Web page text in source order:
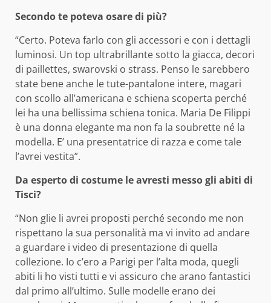
Secondo te poteva osare di più?
“Certo. Poteva farlo con gli accessori e con i dettagli
luminosi. Un top ultrabrillante sotto la giacca, decori
di paillettes, swarovski o strass. Penso le sarebbero
state bene anche le tute-pantalone intere, magari
con scollo all’americana e schiena scoperta perché
lei ha una bellissima schiena tonica. Maria De Filippi
è una donna elegante ma non fa la soubrette né la
modella. E’ una presentatrice di razza e come tale
l’avrei vestita”.
Da esperto di costume le avresti messo gli abiti di
Tisci?
“Non glie li avrei proposti perché secondo me non
rispettano la sua personalità ma vi invito ad andare
a guardare i video di presentazione di quella
collezione. Io c’ero a Parigi per l’alta moda, quegli
abiti li ho visti tutti e vi assicuro che arano fantastici
dal primo all’ultimo. Sulle modelle erano dei